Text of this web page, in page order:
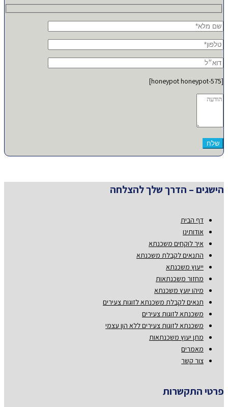
[honeypot honeypot-575]
הישגים – הדרך שלך להצלחה
דף הבית
אודותינו
איך לוקחים משכנתא
התנאים לקבלת משכנתא
ייעוץ משכנתא
מחזור משכנתאות
מיהו יועץ משכנתא
תנאים לקבלת משכנתא לזוגות צעירים
משכנתא לזוגות צעירים
משכנתא לזוגות צעירים ללא הון עצמי
מתן יעוץ משכנתאות
מאמרים
צור קשר
פרטי התקשרות